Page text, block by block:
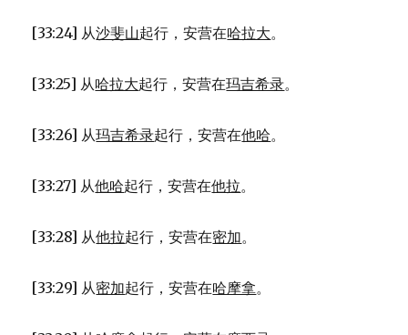
[33:24] 从沙斐山起行，安营在哈拉大。
[33:25] 从哈拉大起行，安营在玛吉希录。
[33:26] 从玛吉希录起行，安营在他哈。
[33:27] 从他哈起行，安营在他拉。
[33:28] 从他拉起行，安营在密加。
[33:29] 从密加起行，安营在哈摩拿。